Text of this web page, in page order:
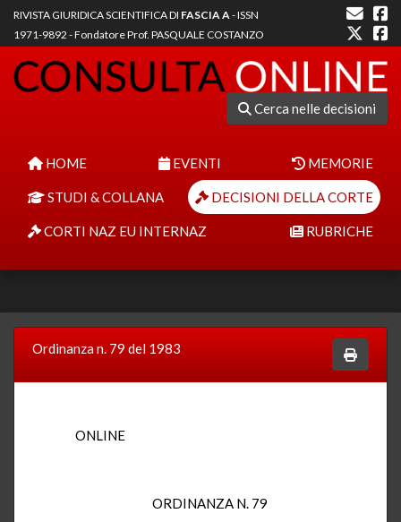
RIVISTA GIURIDICA SCIENTIFICA DI FASCIA A- ISSN
1971-9892 - Fondatore Prof. PASQUALE COSTANZO
Cerca nelle decisioni
HOME EVENTI MEMORIE
STUDI & COLLANA DECISIONI DELLA CORTE
CORTI NAZ EU INTERNAZ RUBRICHE
Ordinanza n. 79 del 1983
ONLINE
ORDINANZA N. 79